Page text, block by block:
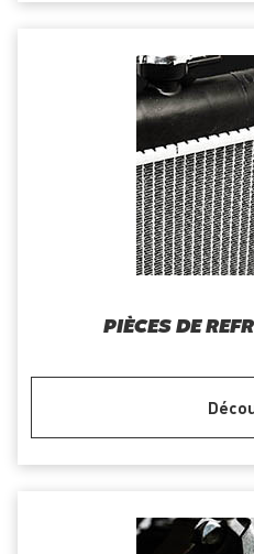
PIÈCES DE